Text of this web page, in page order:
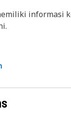
informasi